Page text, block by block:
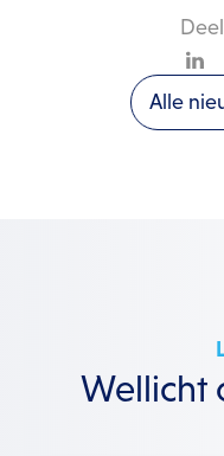
Alle
Wellicht